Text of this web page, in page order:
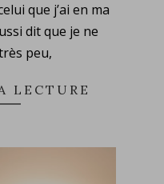
que j’ai en ma
dit que je ne
peu,
LECTURE